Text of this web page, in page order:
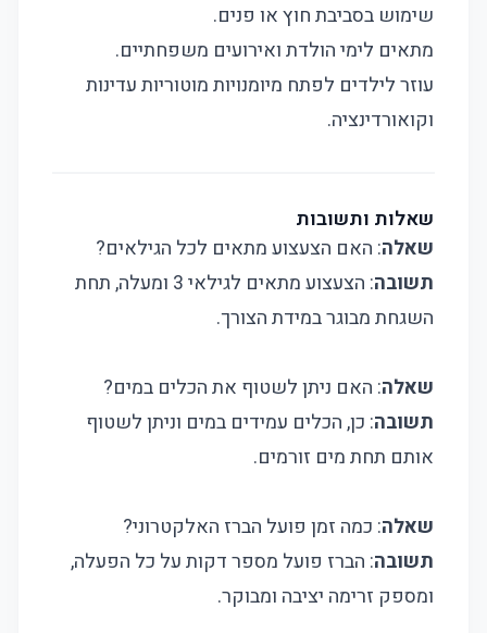
שימוש בסביבת חוץ או פנים.
מתאים לימי הולדת ואירועים משפחתיים.
עוזר לילדים לפתח מיומנויות מוטוריות עדינות
וקואורדינציה.
שאלות ותשובות
שאלה: האם הצעצוע מתאים לכל הגילאים?
תשובה
: הצעצוע מתאים לגילאי 3 ומעלה, תחת
השגחת מבוגר במידת הצורך.
שאלה: האם ניתן לשטוף את הכלים במים?
תשובה: כן, הכלים עמידים במים וניתן לשטוף
אותם תחת מים זורמים.
שאלה: כמה זמן פועל הברז האלקטרוני?
תשובה: הברז פועל מספר דקות על כל הפעלה,
ומספק זרימה יציבה ומבוקר.